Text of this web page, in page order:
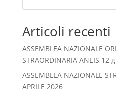
Articoli recenti
ASSEMBLEA NAZIONALE
STRAORDINARIA ANEIS 12
ASSEMBLEA NAZIONALE
APRILE 2026